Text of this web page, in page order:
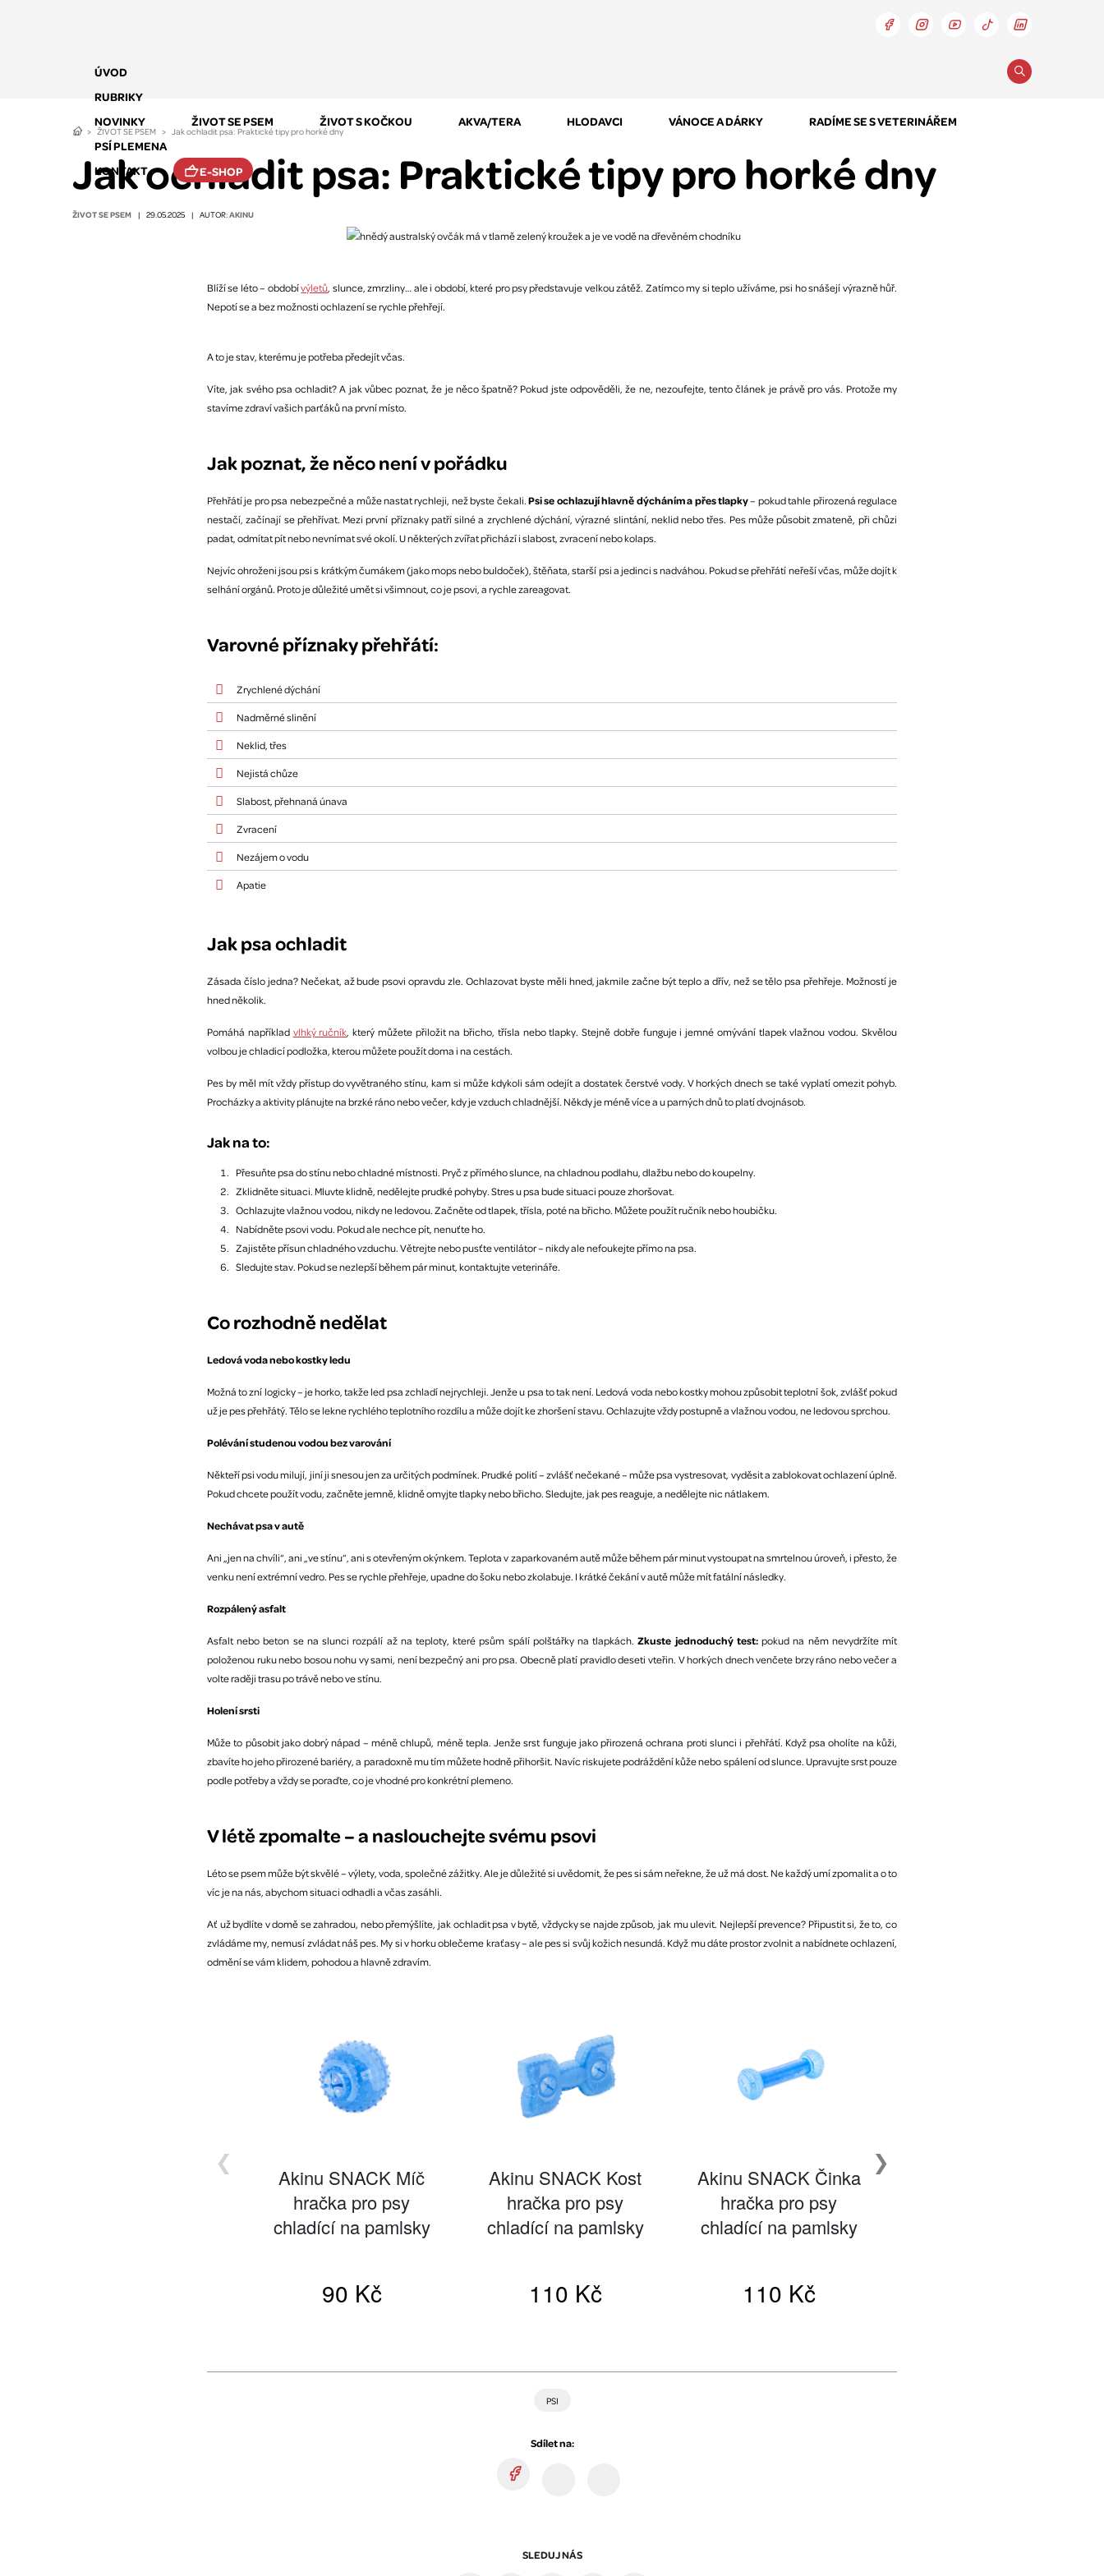
ÚVOD
RUBRIKY
NOVINKY
ŽIVOT SE PSEM ŽIVOT S KOČKOU AKVA/TERA HLODAVCI VÁNOCE A DÁRKY
RADÍME SE S VETERINÁŘEM
PSÍ PLEMENA
KONTAKT
E-SHOP
ŽIVOT SE PSEM Jak ochladit psa: Praktické tipy pro horké dny
Jak ochladit psa: Praktické tipy pro horké dny
ŽIVOT SE PSEM | 29.05.2025 | AUTOR:AKINU
Blíží se léto – obdobívýletů , slunce, zmrzliny… ale i období, které pro psy představuje velkou zátěž. Zatímco my si teplo užíváme, psi ho snášejí výrazně hůř.
Nepotí se a bez možnosti ochlazení se rychle přehřejí.
A to je stav, kterému je potřeba předejít včas.
Víte, jak svého psa ochladit? A jak vůbec poznat, že je něco špatně? Pokud jste odpověděli, že ne, nezoufejte, tento článek je právě pro vás. Protože my
stavíme zdraví vašich parťáků na první místo.
Jak poznat, že něco není v pořádku
Přehřátí je pro psa nebezpečné a může nastat rychleji, než byste čekali.Psi se ochlazují hlavně dýcháním a přes tlapky– pokud tahle přirozená regulace
nestačí, začínají se přehřívat. Mezi první příznaky patří silné a zrychlené dýchání, výrazné slintání, neklid nebo třes. Pes může působit zmateně, při chůzi
padat, odmítat pít nebo nevnímat své okolí. U některých zvířat přichází i slabost, zvracení nebo kolaps.
Nejvíc ohroženi jsou psi s krátkým čumákem (jako mops nebo buldoček), štěňata, starší psi a jedinci s nadváhou. Pokud se přehřátí neřeší včas, může dojít k
selhání orgánů. Proto je důležité umět si všimnout, co je psovi, a rychle zareagovat.
Varovné příznaky přehřátí:
Zrychlené dýchání
Nadměrné slinění
Neklid, třes
Nejistá chůze
Slabost, přehnaná únava
Zvracení
Nezájem o vodu
Apatie
Jak psa ochladit
Zásada číslo jedna? Nečekat, až bude psovi opravdu zle. Ochlazovat byste měli hned, jakmile začne být teplo a dřív, než se tělo psa přehřeje. Možností je
hned několik.
Pomáhá například vlhký ručník , který můžete přiložit na břicho, třísla nebo tlapky. Stejně dobře funguje i jemné omývání tlapek vlažnou vodou. Skvělou
volbou je chladicí podložka, kterou můžete použít doma i na cestách.
Pes by měl mít vždy přístup do vyvětraného stínu, kam si může kdykoli sám odejít a dostatek čerstvé vody. V horkých dnech se také vyplatí omezit pohyb.
Procházky a aktivity plánujte na brzké ráno nebo večer, kdy je vzduch chladnější. Někdy je méně více a u parných dnů to platí dvojnásob.
Jak na to:
Přesuňte psa do stínu nebo chladné místnosti. Pryč z přímého slunce, na chladnou podlahu, dlažbu nebo do koupelny.
Zklidněte situaci. Mluvte klidně, nedělejte prudké pohyby. Stres u psa bude situaci pouze zhoršovat.
Ochlazujte vlažnou vodou, nikdy ne ledovou. Začněte od tlapek, třísla, poté na břicho. Můžete použít ručník nebo houbičku.
Nabídněte psovi vodu. Pokud ale nechce pít, nenuťte ho.
Zajistěte přísun chladného vzduchu. Větrejte nebo pusťte ventilátor – nikdy ale nefoukejte přímo na psa.
Sledujte stav. Pokud se nezlepší během pár minut, kontaktujte veterináře.
Co rozhodně nedělat
Ledová voda nebo kostky ledu
Možná to zní logicky – je horko, takže led psa zchladí nejrychleji. Jenže u psa to tak není. Ledová voda nebo kostky mohou způsobit teplotní šok, zvlášť pokud
už je pes přehřátý. Tělo se lekne rychlého teplotního rozdílu a může dojít ke zhoršení stavu. Ochlazujte vždy postupně a vlažnou vodou, ne ledovou sprchou.
Polévání studenou vodou bez varování
Někteří psi vodu milují, jiní ji snesou jen za určitých podmínek. Prudké polití – zvlášť nečekané – může psa vystresovat, vyděsit a zablokovat ochlazení úplně.
Pokud chcete použít vodu, začněte jemně, klidně omyjte tlapky nebo břicho. Sledujte, jak pes reaguje, a nedělejte nic nátlakem.
Nechávat psa v autě
Ani „jen na chvíli“, ani „ve stínu“, ani s otevřeným okýnkem. Teplota v zaparkovaném autě může během pár minut vystoupat na smrtelnou úroveň, i přesto, že
venku není extrémní vedro. Pes se rychle přehřeje, upadne do šoku nebo zkolabuje. I krátké čekání v autě může mít fatální následky.
Rozpálený asfalt
Asfalt nebo beton se na slunci rozpálí až na teploty, které psům spálí polštářky na tlapkách.Zkuste jednoduchý test:pokud na něm nevydržíte mít
položenou ruku nebo bosou nohu vy sami, není bezpečný ani pro psa. Obecně platí pravidlo deseti vteřin. V horkých dnech venčete brzy ráno nebo večer a
volte raději trasu po trávě nebo ve stínu.
Holení srsti
Může to působit jako dobrý nápad – méně chlupů, méně tepla. Jenže srst funguje jako přirozená ochrana proti slunci i přehřátí. Když psa oholíte na kůži,
zbavíte ho jeho přirozené bariéry, a paradoxně mu tím můžete hodně přihoršit. Navíc riskujete podráždění kůže nebo spálení od slunce. Upravujte srst pouze
podle potřeby a vždy se poraďte, co je vhodné pro konkrétní plemeno.
V létě zpomalte – a naslouchejte svému psovi
Léto se psem může být skvělé – výlety, voda, společné zážitky. Ale je důležité si uvědomit, že pes si sám neřekne, že už má dost. Ne každý umí zpomalit a o to
víc je na nás, abychom situaci odhadli a včas zasáhli.
Ať už bydlíte v domě se zahradou, nebo přemýšlíte, jak ochladit psa v bytě, vždycky se najde způsob, jak mu ulevit. Nejlepší prevence? Připustit si, že to, co
zvládáme my, nemusí zvládat náš pes. My si v horku oblečeme kraťasy – ale pes si svůj kožich nesundá. Když mu dáte prostor zvolnit a nabídnete ochlazení,
odmění se vám klidem, pohodou a hlavně zdravím.
PSI
Sdílet na:
SLEDUJ NÁS